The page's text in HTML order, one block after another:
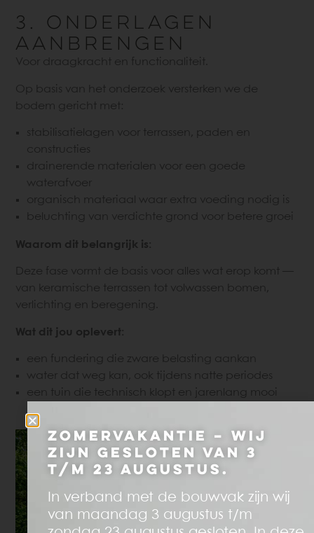
3. ONDERLAGEN
AANBRENGEN
Voor draagkracht en functionaliteit.
Op basis van het onderzoek versterken we de
bodem gericht met:
stabilisatielagen voor terrassen, paden en
constructies
drainerende materialen voor een goede
waterafvoer
organisch materiaal waar extra voeding nodig is
beluchting van verdichte grond voor betere groei
Waarom dit belangrijk is:
Deze fase vormt de basis voor alles wat erop komt —
van keramische terrassen tot volwassen bomen,
verlichting en beregening.
Wat dit jou oplevert:
een fundering die zware belasting aankan
water dat weg kan, ook tijdens natte periodes
een tuin die technisch klopt en jarenlang mooi
Zomervakantie – Wij
zijn gesloten van 3
t/m 23 augustus.
In verband met de bouwvak zijn wij
van maandag 3 augustus t/m